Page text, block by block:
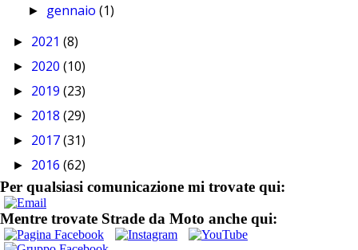
► gennaio(1)
► 2021 (8)
► 2020 (10)
► 2019 (23)
► 2018 (29)
► 2017(31)
► 2016 (62)
Per qualsiasi comunicazione mi trovate qui:
Mentre trovate Strade da Moto anche qui: